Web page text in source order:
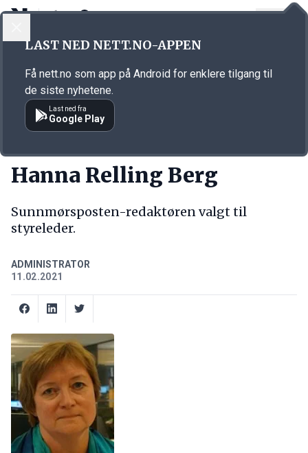
Annonsørinnhold
Hanna Relling Berg
Sunnmørsposten-redaktøren valgt til
styreleder.
ADMINISTRATOR
11.02.2021
LAST NED NETT.NO-APPEN
Få nett.no som app på Android for enklere tilgang til
de siste nyhetene.
Last ned fra
Google Play